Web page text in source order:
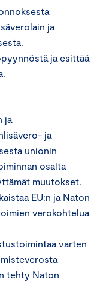
ja
ja esittää
ja
ja
unionin
osalta
muutokset.
EU:n ja Naton
verokohtelua
varten
tehty Naton